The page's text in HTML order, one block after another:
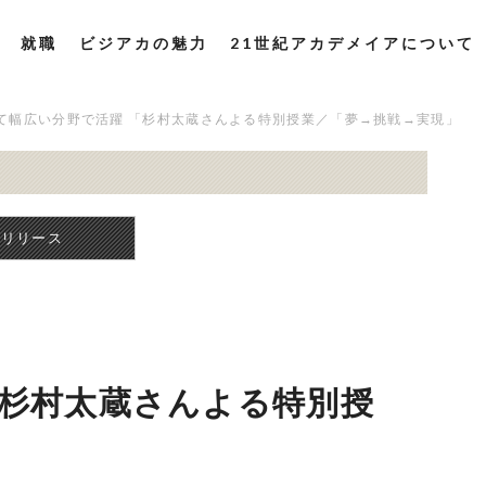
就職 ビジアカの魅力 21世紀アカデメイアについて
幅広い分野で活躍 「杉村太蔵さんよる特別授業／「夢→挑戦→実現」
リース
村太蔵さんよる特別授